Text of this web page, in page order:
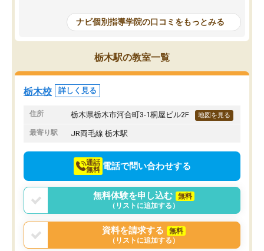
教室は少し狭い印象なので夜の時間帯
など生徒さんが多い時間帯は手狭では
ないかな？と感じます。
また駅前にあるのでアクセスは良いで
すが駐車場がないのでお迎えの際に近
隣のコインパーキングを利用または路
上駐車をするしかない点が少し不便で
方を丁寧に教えてくださ
が深まっていると感じま
熱心で、一人ひとりの苦
前より勉強に前向きに取
りたいと思える塾です。
ナビ個別指導学院の口コミをもっとみる
栃木駅の教室一覧
栃木校 詳しく見る
住所 栃木県栃木市河合町3-1桐屋ビル2F 地図を見る
最寄り駅 JR両毛線 栃木駅
通話
無料 電話で問い合わせする
無料体験を申し込む
無料
（リストに追加する）
資料を請求する
無料
（リストに追加する）